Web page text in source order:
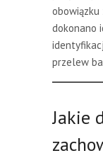
obowiązku
dokonano
przelew
Jakie